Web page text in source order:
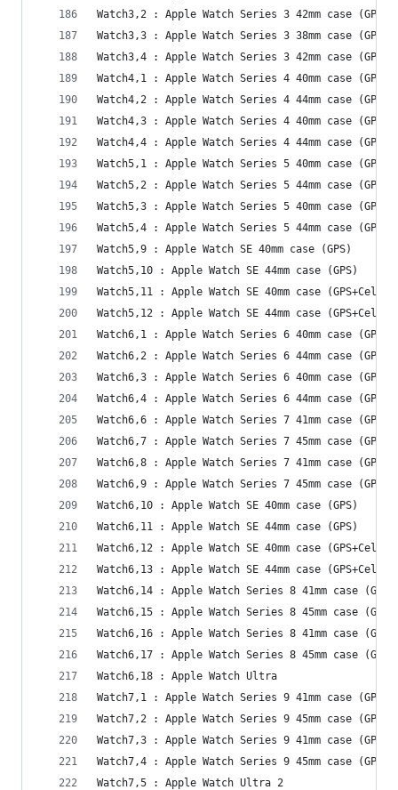
Watch3,2 : Apple Watch Series 3 42mm case
Watch3,3 : Apple Watch Series 3 38mm case (GPS)
Watch3,4 : Apple Watch Series 3 42mm case (GPS)
Watch4,1 : Apple Watch Series 4 40mm case (GPS)
Watch4,2 : Apple Watch Series 4 44mm case (GPS)
Watch4,3 : Apple Watch Series 4 40mm case
Watch4,4 : Apple Watch Series 4 44mm case
Watch5,1 : Apple Watch Series 5 40mm case (GPS)
Watch5,2 : Apple Watch Series 5 44mm case (GPS)
Watch5,3 : Apple Watch Series 5 40mm case
Watch5,4 : Apple Watch Series 5 44mm case
Watch5,9 : Apple Watch SE 40mm case (GPS)
Watch5,10 : Apple Watch SE 44mm case (GPS)
Watch5,11 : Apple Watch SE 40mm case
Watch5,12 : Apple Watch SE 44mm case
Watch6,1 : Apple Watch Series 6 40mm case (GPS)
Watch6,2 : Apple Watch Series 6 44mm case (GPS)
Watch6,3 : Apple Watch Series 6 40mm case
Watch6,4 : Apple Watch Series 6 44mm case
Watch6,6 : Apple Watch Series 7 41mm case (GPS)
Watch6,7 : Apple Watch Series 7 45mm case (GPS)
Watch6,8 : Apple Watch Series 7 41mm case
Watch6,9 : Apple Watch Series 7 45mm case
Watch6,10 : Apple Watch SE 40mm case (GPS)
Watch6,11 : Apple Watch SE 44mm case (GPS)
Watch6,12 : Apple Watch SE 40mm case
Watch6,13 : Apple Watch SE 44mm case
Watch6,14 : Apple Watch Series 8 41mm case (GPS)
Watch6,15 : Apple Watch Series 8 45mm case (GPS)
Watch6,16 : Apple Watch Series 8 41mm case
Watch6,17 : Apple Watch Series 8 45mm case
Watch6,18 : Apple Watch Ultra
Watch7,1 : Apple Watch Series 9 41mm case (GPS)
Watch7,2 : Apple Watch Series 9 45mm case (GPS)
Watch7,3 : Apple Watch Series 9 41mm case
Watch7,4 : Apple Watch Series 9 45mm case
Watch7,5 : Apple Watch Ultra 2